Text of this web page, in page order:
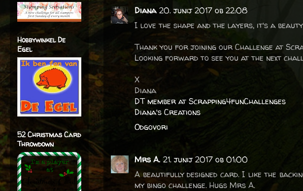
Diana 20. junij 2017 ob 22:08
I love the shape and the layers, it's a
Thank you for joining our Challenge at
Looking forward to see you at the next
X
Diana
DT member at Scrapping4funChallenges
Diana's Creations
Odgovori
Mrs A. 21. junij 2017 ob 01:00
A beautifully designed card. I like the
my bingo challenge. Hugs Mrs A.
Hobbywinkel De
Egel
52 Christmas Card
Throwdown